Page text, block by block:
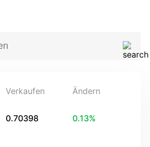
Verkaufen Ändern
0.70398 0.13%